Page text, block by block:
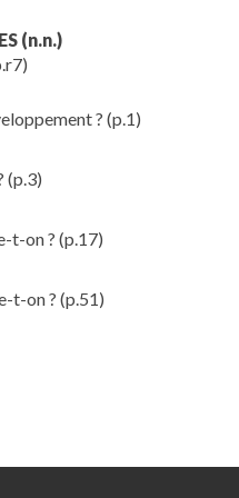
(n.n.)
? (p.1)
(p.3)
t-on ? (p.17)
t-on ? (p.51)